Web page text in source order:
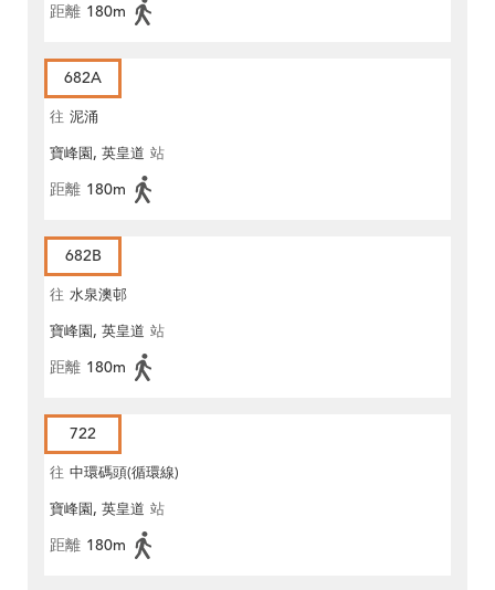
距離 180m
682A
往 泥涌
寶峰園, 英皇道 站
距離 180m
682B
往 水泉澳邨
寶峰園, 英皇道 站
距離 180m
722
往 中環碼頭(循環線)
寶峰園, 英皇道 站
距離 180m